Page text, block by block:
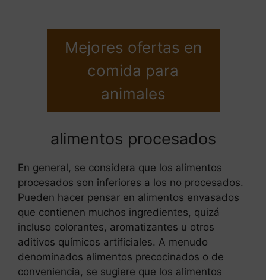
Mejores ofertas en
comida para
animales
alimentos procesados
En general, se considera que los alimentos
procesados son inferiores a los no procesados.
Pueden hacer pensar en alimentos envasados
que contienen muchos ingredientes, quizá
incluso colorantes, aromatizantes u otros
aditivos químicos artificiales. A menudo
denominados alimentos precocinados o de
conveniencia, se sugiere que los alimentos